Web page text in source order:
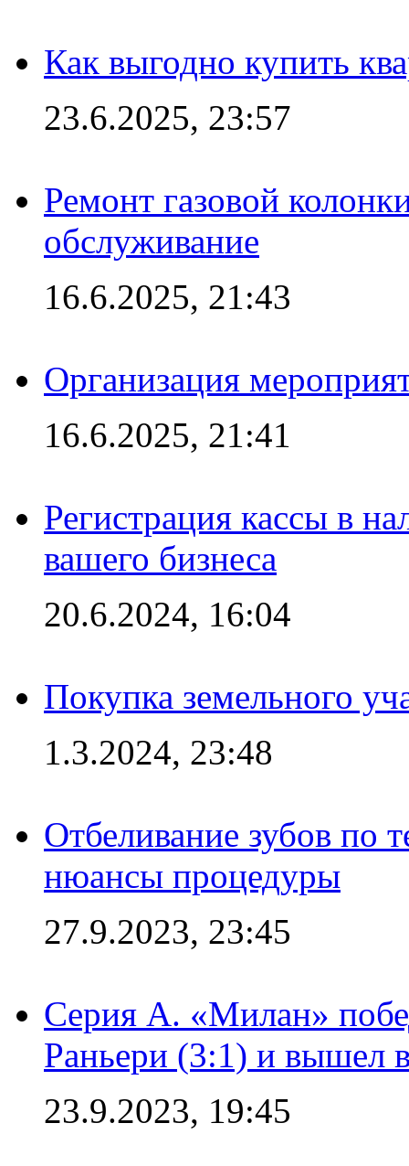
Как выгодно купить
23.6.2025, 23:57
Ремонт газовой
обслуживание
16.6.2025, 21:43
Организация
16.6.2025, 21:41
Регистрация кассы в
вашего бизнеса
20.6.2024, 16:04
Покупка земельного
1.3.2024, 23:48
Отбеливание зубов по
нюансы процедуры
27.9.2023, 23:45
Серия А. «Милан»
Раньери (3:1) и вышел
23.9.2023, 19:45